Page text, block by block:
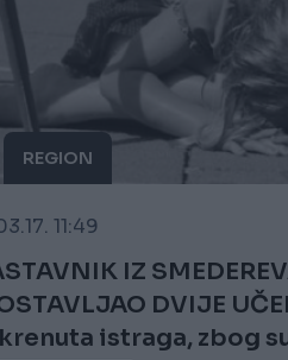
REGION
11:49
IZ
DVIJE
istraga, zbog